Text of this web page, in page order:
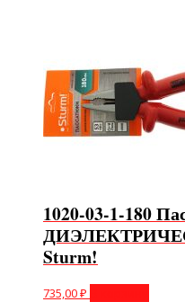
1020-03-1-180
Sturm!
735,00₽